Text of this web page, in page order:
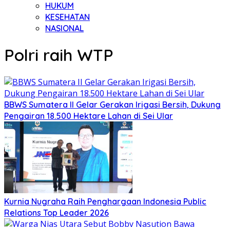
HUKUM
KESEHATAN
NASIONAL
Polri raih WTP
BBWS Sumatera II Gelar Gerakan Irigasi Bersih, Dukung
Pengairan 18.500 Hektare Lahan di Sei Ular
Kurnia Nugraha Raih Penghargaan Indonesia Public
Relations Top Leader 2026